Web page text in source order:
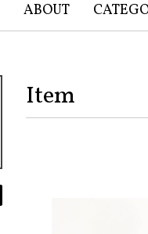
ABOUT
Item